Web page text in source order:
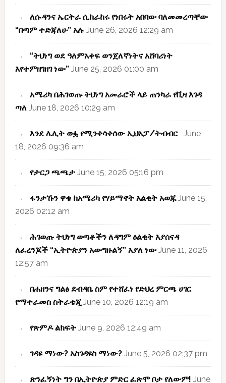
ለሱዳንና ኤርትራ ሲከራከሩ የነበሩት አበባው ባለመመረጣቸው
“በጣም ተድጃለሁ” አሉ June 26, 2026 12:29 am
“ትህነግ ወደ ዓለምአቀፍ ወንጀለኛነትና አሸባሪነት
እየተምዘገዘገ ነው” June 25, 2026 01:00 am
አሜሪካ በሕገወጡ ትህነግ አመራሮች ላይ ጠንካራ የቪዛ እገዳ
ጣለ June 18, 2026 10:29 am
እንደ ሌሊት ወፏ የሚንቀሳቀሰው ኢህአፓ/ትብብር June
18, 2026 09:36 am
የታርጋ ጫጫታ June 15, 2026 05:16 pm
ፋንታኹን ዋቄ ከአሜሪካ የሃይማኖት እልቂት አወጁ June 15,
2026 02:12 am
ሕገወጡ ትህነግ ወጣቶችን ለዳግም ዕልቂት እያሰናዳ
ለፈረንጆች “ኢትዮጵያን አውግዙልኝ” እያለ ነው June 11, 2026
12:57 am
በሐዘንና ግልፅ ደብዳቤ ስም የተሸፈነ የድህረ ምርጫ ሀገር
የማተራመስ ስትራቴጂ June 10, 2026 12:19 am
የጽምዶ ልክፍት June 9, 2026 12:49 am
ገዳዩ ማነው? አስገዳዩስ ማነው? June 5, 2026 02:37 pm
ጽንፈኝነት ግን በኢትዮጵያ ምድር ፈጽሞ ቦታ የለውም! June